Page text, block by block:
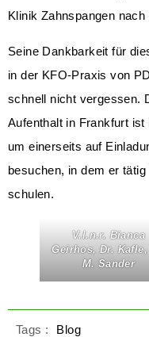
Klinik Zahnspangen
Seine Dankbarkeit für
in der KFO-Praxis von
schnell nicht vergessen.
Aufenthalt in Frankfurt
um einerseits auf
besuchen, in dem er
schulen.
V.l.n.r. Bianca
Geirhos, Dr. Kafle,
M. Sander
Tags :
Blog